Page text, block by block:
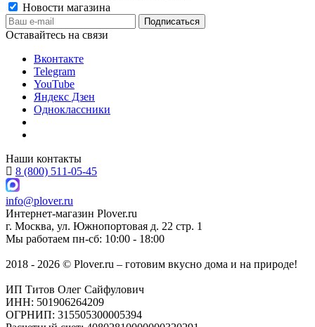
Новости магазина
Оставайтесь на связи
Вконтакте
Telegram
YouTube
Яндекс Дзен
Одноклассники
Наши контакты
8 (800) 511-05-45
info@plover.ru
Интернет-магазин Plover.ru
г. Москва, ул. Южнопортовая д. 22 стр. 1
Мы работаем пн-сб: 10:00 - 18:00
2018 - 2026 © Plover.ru – готовим вкусно дома и на природе!
ИП Титов Олег Сайфулович
ИНН: 501906264209
ОГРНИП: 315505300005394